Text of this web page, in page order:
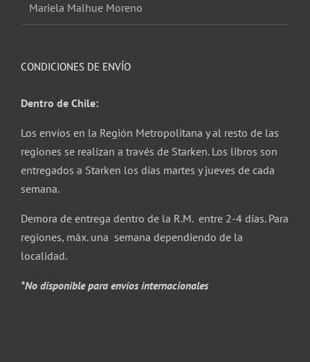
Mariela Malhue Moreno
CONDICIONES DE ENVÍO
Dentro de Chile:
Los envíos en la Región Metropolitana y al resto de las
regiones se realizan a través de Starken. Los libros son
entregados a Starken los días martes y jueves de cada
semana.
Demora de entrega dentro de la R.M. entre 2-4 días. Para
regiones, máx. una semana dependiendo de la
localidad.
*No disponible para envíos internacionales